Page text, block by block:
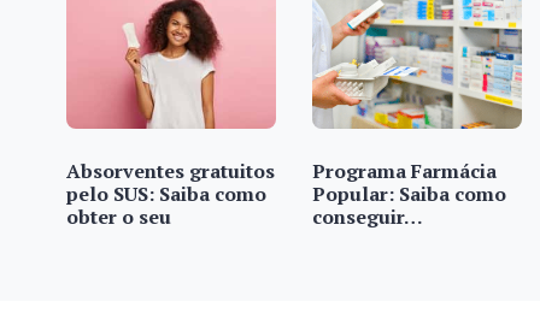
Absorventes gratuitos
pelo SUS: Saiba como
obter o seu
Programa Farmácia
Popular: Saiba como
conseguir…